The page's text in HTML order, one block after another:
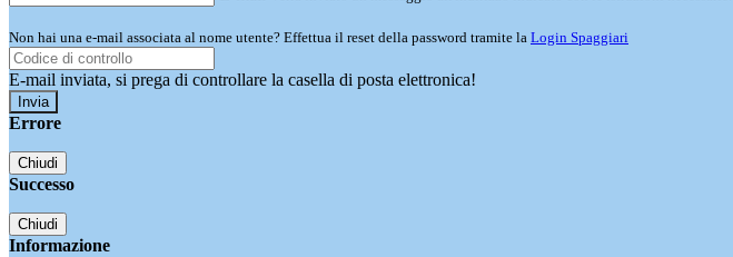
Non hai una e-mail associata al nome utente? Effettua il reset della password tramite la Login Spaggiari
E-mail inviata, si prega di controllare la casella di posta elettronica!
Errore
Chiudi
Successo
Chiudi
Informazione